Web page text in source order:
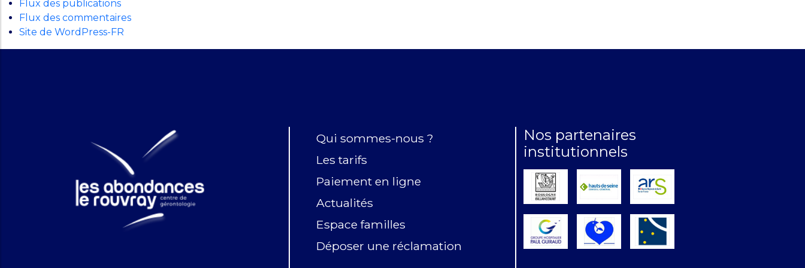
Flux des publications
Flux des commentaires
Site de WordPress-FR
Qui sommes-nous ?
Les tarifs
Paiement en ligne
Actualités
Espace familles
Déposer une réclamation
Nos partenaires
institutionnels